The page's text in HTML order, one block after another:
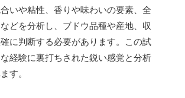
いや粘性、香りや味わいの要素、全
どを分析し、ブドウ品種や産地、収
に判断する必要があります。この試
経験に裏打ちされた鋭い感覚と分析
す。